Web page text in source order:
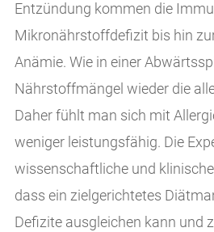
Entzündung kommen die
Mikronährstoffdefizit bis hin
Anämie. Wie in einer
Nährstoffmängel wieder die
Daher fühlt man sich mit
weniger leistungsfähig. Die
wissenschaftliche und
dass ein zielgerichtetes
Defizite ausgleichen kann und